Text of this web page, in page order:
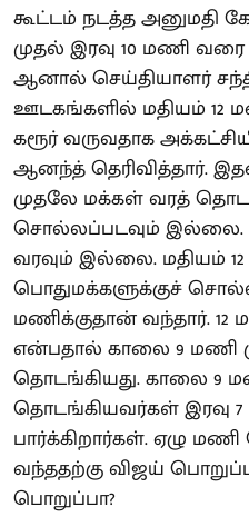
கூட்டம் நடத்த அனுமதி
முதல் இரவு 10 மணி வரை
ஆனால் செய்தியாளர்
ஊடகங்களில் மதியம் 12
கரூர் வருவதாக
ஆனந்த் தெரிவித்தார்.
முதலே மக்கள் வரத்
சொல்லப்படவும் இல்லை.
வரவும் இல்லை. மதியம்
பொதுமக்களுக்குச்
மணிக்குதான் வந்தார். 12
என்பதால் காலை 9 மணி
தொடங்கியது. காலை 9
தொடங்கியவர்கள் இரவு
பார்க்கிறார்கள். ஏழு
வந்ததற்கு விஜய்
பொறுப்பா?